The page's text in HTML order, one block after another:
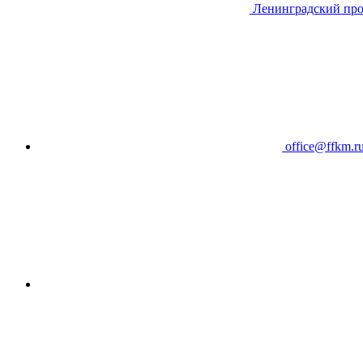
Ленинградский
office@ffkm.ru